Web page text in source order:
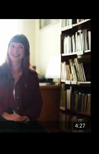
4:27